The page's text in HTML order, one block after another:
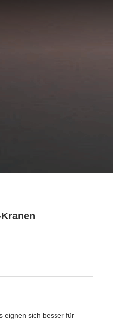
eignen sich besser für